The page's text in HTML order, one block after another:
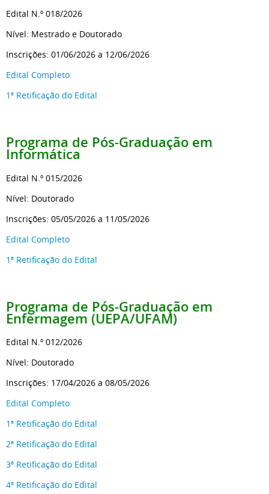
Edital N.º 018/2026
Nível: Mestrado e Doutorado
Inscrições: 01/06/2026 a 12/06/2026
Edital Completo
1ª Retificação do Edital
Programa de Pós-Graduação em
Informática
Edital N.º 015/2026
Nível: Doutorado
Inscrições: 05/05/2026 a 11/05/2026
Edital Completo
1ª Retificação do Edital
Programa de Pós-Graduação em
Enfermagem (UEPA/UFAM)
Edital N.º 012/2026
Nível: Doutorado
Inscrições: 17/04/2026 a 08/05/2026
Edital Completo
1ª Retificação do Edital
2ª Retificação do Edital
3ª Retificação do Edital
4ª Retificação do Edital